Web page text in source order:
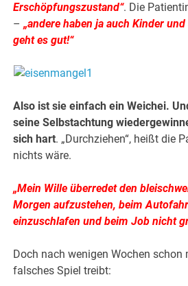
Erschöpfungszustand“. Die
–„andere haben ja auch Kinder
geht es gut!“
Also ist sie einfach ein Weichei.
seine Selbstachtung
sich hart. „Durchziehen“, heißt die
nichts wäre.
„Mein Wille überredet den
Morgen aufzustehen, beim
einzuschlafen und beim Job nicht
Doch nach wenigen Wochen schon
falsches Spiel treibt: